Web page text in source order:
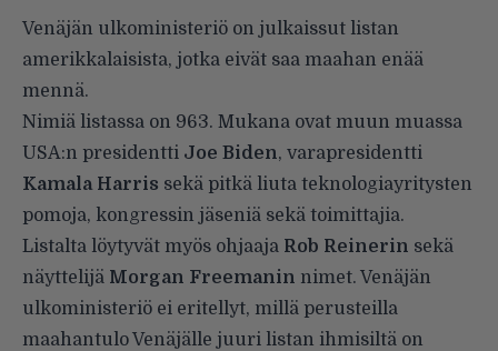
Venäjän ulkoministeriö on julkaissut listan
amerikkalaisista, jotka eivät saa maahan enää
mennä.
Nimiä listassa on 963. Mukana ovat muun muassa
USA:n presidentti Joe Biden, varapresidentti
Kamala Harris sekä pitkä liuta teknologiayritysten
pomoja, kongressin jäseniä sekä toimittajia.
Listalta löytyvät myös ohjaaja Rob Reinerin sekä
näyttelijä Morgan Freemanin nimet. Venäjän
ulkoministeriö ei eritellyt, millä perusteilla
maahantulo Venäjälle juuri listan ihmisiltä on